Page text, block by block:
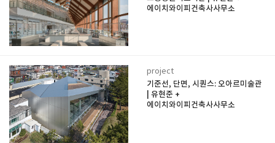
에이치와이피건축사사무소
project
기준선, 단면, 시퀀스: 오아르미술관
| 유현준 +
에이치와이피건축사사무소